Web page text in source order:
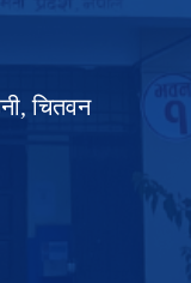
चितवन